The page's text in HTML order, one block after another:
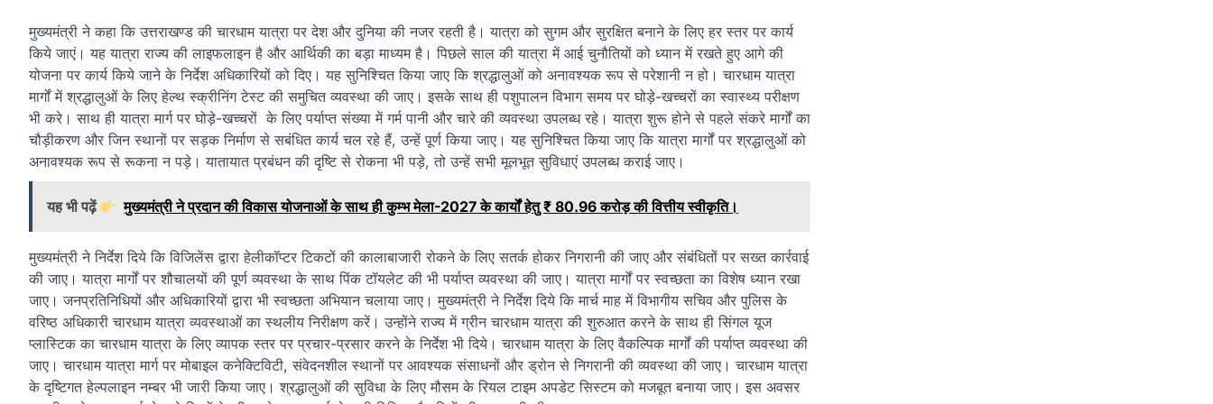
मुख्यमंत्री ने कहा कि उत्तराखण्ड की चारधाम यात्रा पर देश और दुनिया की नजर रहती है। यात्रा को सुगम और सुरक्षित बनाने के लिए हर स्तर पर कार्य
किये जाएं। यह यात्रा राज्य की लाइफलाइन है और आर्थिकी का बड़ा माध्यम है। पिछले साल की यात्रा में आई चुनौतियों को ध्यान में रखते हुए आगे की
योजना पर कार्य किये जाने के निर्देश अधिकारियों को दिए। यह सुनिश्चित किया जाए कि श्रद्धालुओं को अनावश्यक रूप से परेशानी न हो। चारधाम यात्रा
मार्गों में श्रद्धालुओं के लिए हेल्थ स्क्रीनिंग टेस्ट की समुचित व्यवस्था की जाए। इसके साथ ही पशुपालन विभाग समय पर घोड़े-खच्चरों का स्वास्थ्य परीक्षण
भी करे। साथ ही यात्रा मार्ग पर घोड़े-खच्चरों के लिए पर्याप्त संख्या में गर्म पानी और चारे की व्यवस्था उपलब्ध रहे। यात्रा शुरू होने से पहले संकरे मार्गों का
चौड़ीकरण और जिन स्थानों पर सड़क निर्माण से सबंधित कार्य चल रहे हैं, उन्हें पूर्ण किया जाए। यह सुनिश्चित किया जाए कि यात्रा मार्गों पर श्रद्धालुओं को
अनावश्यक रूप से रूकना न पड़े। यातायात प्रबंधन की दृष्टि से रोकना भी पड़े, तो उन्हें सभी मूलभूत सुविधाएं उपलब्ध कराई जाए।
यह भी पढ़ें मुख्यमंत्री ने प्रदान की विकास योजनाओं के साथ ही कुम्भ मेला-2027 के कार्यों हेतु ₹ 80.96 करोड़ की वित्तीय स्वीकृति।
मुख्यमंत्री ने निर्देश दिये कि विजिलेंस द्वारा हेलीकॉप्टर टिकटों की कालाबाजारी रोकने के लिए सतर्क होकर निगरानी की जाए और संबंधितों पर सख्त कार्रवाई
की जाए। यात्रा मार्गों पर शौचालयों की पूर्ण व्यवस्था के साथ पिंक टॉयलेट की भी पर्याप्त व्यवस्था की जाए। यात्रा मार्गों पर स्वच्छता का विशेष ध्यान रखा
जाए। जनप्रतिनिधियों और अधिकारियों द्वारा भी स्वच्छता अभियान चलाया जाए। मुख्यमंत्री ने निर्देश दिये कि मार्च माह में विभागीय सचिव और पुलिस के
वरिष्ठ अधिकारी चारधाम यात्रा व्यवस्थाओं का स्थलीय निरीक्षण करें। उन्होंने राज्य में ग्रीन चारधाम यात्रा की शुरुआत करने के साथ ही सिंगल यूज
प्लास्टिक का चारधाम यात्रा के लिए व्यापक स्तर पर प्रचार-प्रसार करने के निर्देश भी दिये। चारधाम यात्रा के लिए वैकल्पिक मार्गों की पर्याप्त व्यवस्था की
जाए। चारधाम यात्रा मार्ग पर मोबाइल कनेक्टिविटी, संवेदनशील स्थानों पर आवश्यक संसाधनों और ड्रोन से निगरानी की व्यवस्था की जाए। चारधाम यात्रा
के दृष्टिगत हेल्पलाइन नम्बर भी जारी किया जाए। श्रद्धालुओं की सुविधा के लिए मौसम के रियल टाइम अपडेट सिस्टम को मजबूत बनाया जाए। इस अवसर